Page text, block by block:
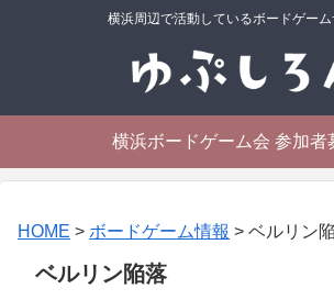
横浜周辺で活動しているボードゲー
横浜ボードゲーム会 参加者
HOME > ボードゲーム情報 > ベルリン
ベルリン陥落